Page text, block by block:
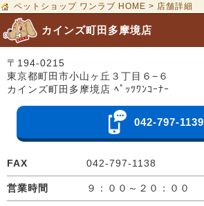
ペットショップ ワンラブ HOME > 店舗詳細
カインズ町田多摩境店
〒194-0215
東京都町田市小山ヶ丘３丁目６−６
カインズ町田多摩境店 ﾍﾟｯﾂﾜﾝｺｰﾅｰ
042-797-1139
FAX 042-797-1138
営業時間 ９：００～２０：００